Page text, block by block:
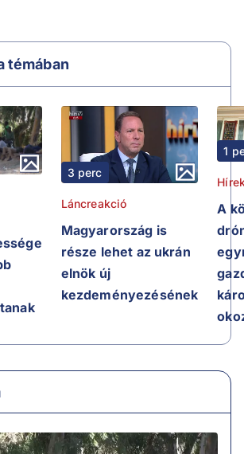
témában
3 perc
Láncreakció
Magyarország is
része lehet az ukrán
elnök új
kezdeményezésének
1
A